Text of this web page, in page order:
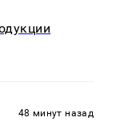
48 минут назад